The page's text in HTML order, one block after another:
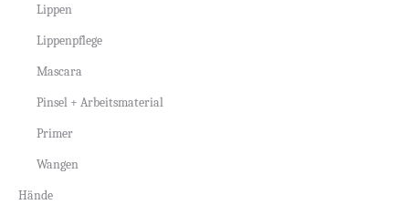
Lippen
Lippenpflege
Mascara
Pinsel + Arbeitsmaterial
Primer
Wangen
Hände